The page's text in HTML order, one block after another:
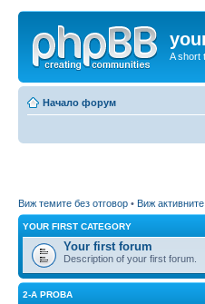
A short
Начало форум
Виж темите без отговор • Виж
YOUR FIRST CATEGORY
Your first forum
Description of your first forum.
2-A PROBA